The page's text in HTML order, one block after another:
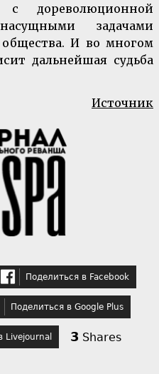
с дореволюционной
задачами
общества. И во многом
дальнейшая судьба
Источник
Поделиться в Facebook
Поделиться в Google Plus
Livejournal 3 Shares